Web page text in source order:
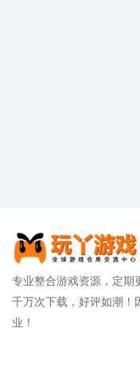
专业整合游戏资源，定期
千万次下载，好评如潮！
业！